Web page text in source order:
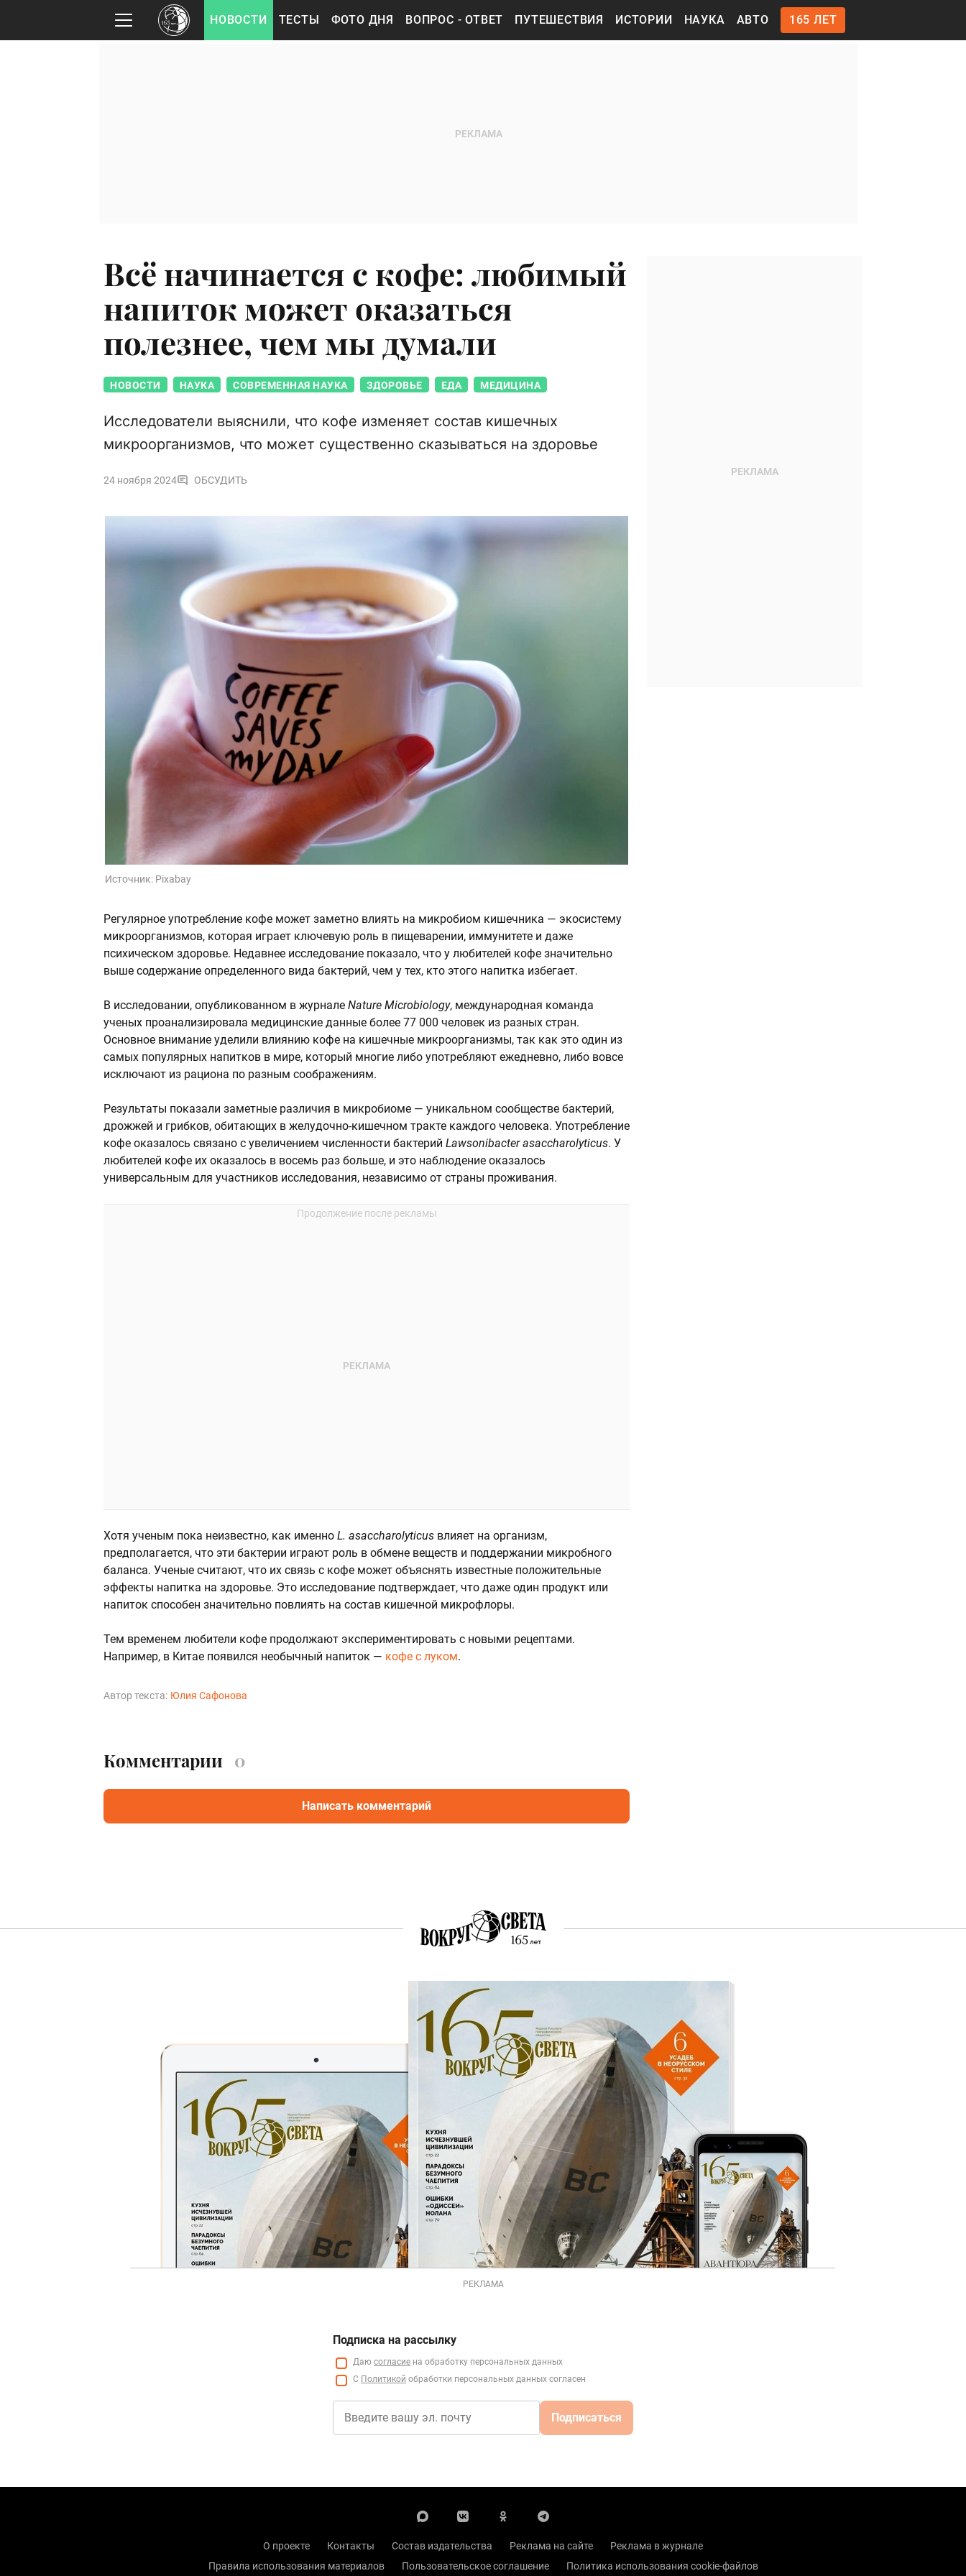
НОВОСТИ ТЕСТЫ ФОТО ДНЯ ВОПРОС - ОТВЕТ ПУТЕШЕСТВИЯ ИСТОРИИ НАУКА АВТО 165 ЛЕТ
Всё начинается с кофе: любимый
напиток может оказаться
полезнее, чем мы думали
НОВОСТИ НАУКА СОВРЕМЕННАЯ НАУКА ЗДОРОВЬЕ ЕДА МЕДИЦИНА
Исследователи выяснили, что кофе изменяет состав кишечных
микроорганизмов, что может существенно сказываться на здоровье
24 ноября 2024 ОБСУДИТЬ
Источник: Pixabay
Регулярное употребление кофе может заметно влиять на микробиом кишечника — экосистему
микроорганизмов, которая играет ключевую роль в пищеварении, иммунитете и даже
психическом здоровье. Недавнее исследование показало, что у любителей кофе значительно
выше содержание определенного вида бактерий, чем у тех, кто этого напитка избегает.
В исследовании, опубликованном в журнале Nature Microbiology, международная команда
ученых проанализировала медицинские данные более 77 000 человек из разных стран.
Основное внимание уделили влиянию кофе на кишечные микроорганизмы, так как это один из
самых популярных напитков в мире, который многие либо употребляют ежедневно, либо вовсе
исключают из рациона по разным соображениям.
Результаты показали заметные различия в микробиоме — уникальном сообществе бактерий,
дрожжей и грибков, обитающих в желудочно-кишечном тракте каждого человека. Употребление
кофе оказалось связано с увеличением численности бактерий Lawsonibacter asaccharolyticus. У
любителей кофе их оказалось в восемь раз больше, и это наблюдение оказалось
универсальным для участников исследования, независимо от страны проживания.
Хотя ученым пока неизвестно, как именно L. asaccharolyticus влияет на организм,
предполагается, что эти бактерии играют роль в обмене веществ и поддержании микробного
баланса. Ученые считают, что их связь с кофе может объяснять известные положительные
эффекты напитка на здоровье. Это исследование подтверждает, что даже один продукт или
напиток способен значительно повлиять на состав кишечной микрофлоры.
Тем временем любители кофе продолжают экспериментировать с новыми рецептами.
Например, в Китае появился необычный напиток — кофе с луком.
Автор текста: Юлия Сафонова
Комментарии 0
Написать комментарий
РЕКЛАМА
Подписка на рассылку
Даю согласие на обработку персональных данных
С Политикой обработки персональных данных согласен
Подписаться
О проекте Контакты Состав издательства Реклама на сайте
Реклама в журнале
Правила использования материалов
Пользовательское соглашение Политика использования cookie-файлов